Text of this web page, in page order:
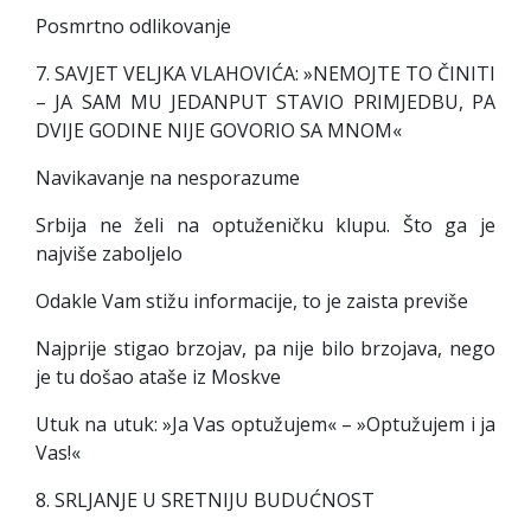
Posmrtno odlikovanje
7. SAVJET VELJKA VLAHOVIĆA: »NEMOJTE TO ČINITI
– JA SAM MU JEDANPUT STAVIO PRIMJEDBU, PA
DVIJE GODINE NIJE GOVORIO SA MNOM«
Navikavanje na nesporazume
Srbija ne želi na optuženičku klupu. Što ga je
najviše zaboljelo
Odakle Vam stižu informacije, to je zaista previše
Najprije stigao brzojav, pa nije bilo brzojava, nego
je tu došao ataše iz Moskve
Utuk na utuk: »Ja Vas optužujem« – »Optužujem i ja
Vas!«
8. SRLJANJE U SRETNIJU BUDUĆNOST